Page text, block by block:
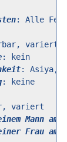
: Alle
: kein
: keine
Mann am
Frau am